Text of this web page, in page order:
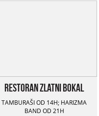
Restoran Zlatni Bokal
TAMBURAŠI OD 14H; HARIZMA
BAND OD 21H